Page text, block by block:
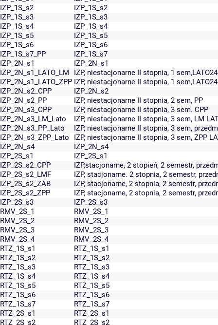
IZP_1S_s2
IZP_1S_s2
IZP_1S_s3
IZP_1S_s3
IZP_1S_s4
IZP_1S_s4
IZP_1S_s5
IZP_1S_s5
IZP_1S_s6
IZP_1S_s6
IZP_1S_s7_PP
IZP_1S_s7
IZP_2N_s1
IZP_2N_s1
IZP_2N_s1_LATO_LM
IZP, niestacjonarne II stopnia, 1
IZP_2N_s1_LATO_ZPP IZP, niestacjonarne II stopnia, 1
IZP_2N_s2_CPP
IZP_2N_s2
IZP_2N_s2_PP
IZP, niestacjonarne II stopnia, 2 sem, PP
IZP_2N_s3_CPP
IZP, niestacjonarne II stopnia, 3 sem. CPP
IZP_2N_s3_LM_Lato
IZP, niestacjonarne II stopnia, 3 sem, LM
IZP_2N_s3_PP_Lato
IZP, niestacjonarne II stopnia, 3 sem,
IZP_2N_s3_ZPP_Lato
IZP, niestacjonarne II stopnia, 3 sem, ZPP
IZP_2N_s4
IZP_2N_s4
IZP_2S_s1
IZP_2S_s1
IZP_2S_s2_CPP
IZP,stacjonarne, 2 stopień, 2 semestr,
IZP_2S_s2_LMF
IZP, stacjonarne. 2 stopnia, 2 semestr,
IZP_2S_s2_ZAB
IZP, stacjonarne, 2 stopnia, 2 semestr,
IZP_2S_s2_ZPP
IZP, stacjonarne, 2 stopnia, 2 semestr,
IZP_2S_s3
IZP_2S_s3
RMV_2S_1
RMV_2S_1
RMV_2S_2
RMV_2S_2
RMV_2S_3
RMV_2S_3
RMV_2S_4
RMV_2S_4
RTZ_1S_s1
RTZ_1S_s1
RTZ_1S_s2
RTZ_1S_s2
RTZ_1S_s3
RTZ_1S_s3
RTZ_1S_s4
RTZ_1S_s4
RTZ_1S_s5
RTZ_1S_s5
RTZ_1S_s6
RTZ_1S_s6
RTZ_1S_s7
RTZ_1S_s7
RTZ_2S_s1
RTZ_2S_s1
RTZ_2S_s2
RTZ_2S_s2